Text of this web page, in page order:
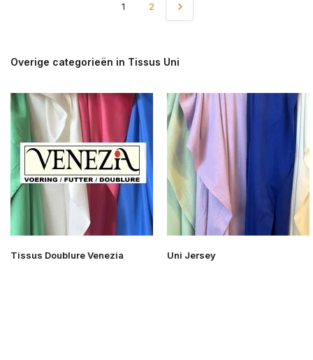
1 2
Overige categorieën in Tissus Uni
Tissus Doublure Venezia Uni Jersey